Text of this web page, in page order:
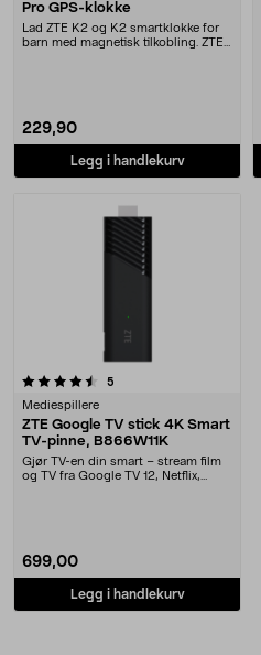
Pro GPS-klokke
Lad ZTE K2 og K2 smartklokke for
barn med magnetisk tilkobling. ZTE-
229,90
Legg i handlekurv
5
Mediespillere
ZTE Google TV stick 4K Smart
TV-pinne, B866W11K
Gjør TV-en din smart – stream film
og TV fra Google TV 12, Netflix,
699,00
Legg i handlekurv